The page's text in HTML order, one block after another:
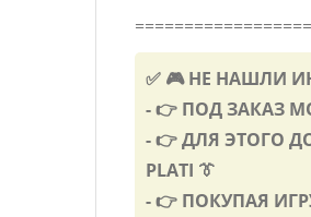
✅ 🎮 НЕ НАШЛИ
- 👉 ПОД ЗАКАЗ
- 👉 ДЛЯ ЭТОГО
PLATI 👔
- 👉 ПОКУПАЯ